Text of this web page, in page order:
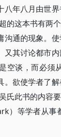
八年八月由世
的这本书有两
沟通的现象。
又其讨论都市
空谈，而必须
。欲使学者了
氏此书的内容
）等学者从